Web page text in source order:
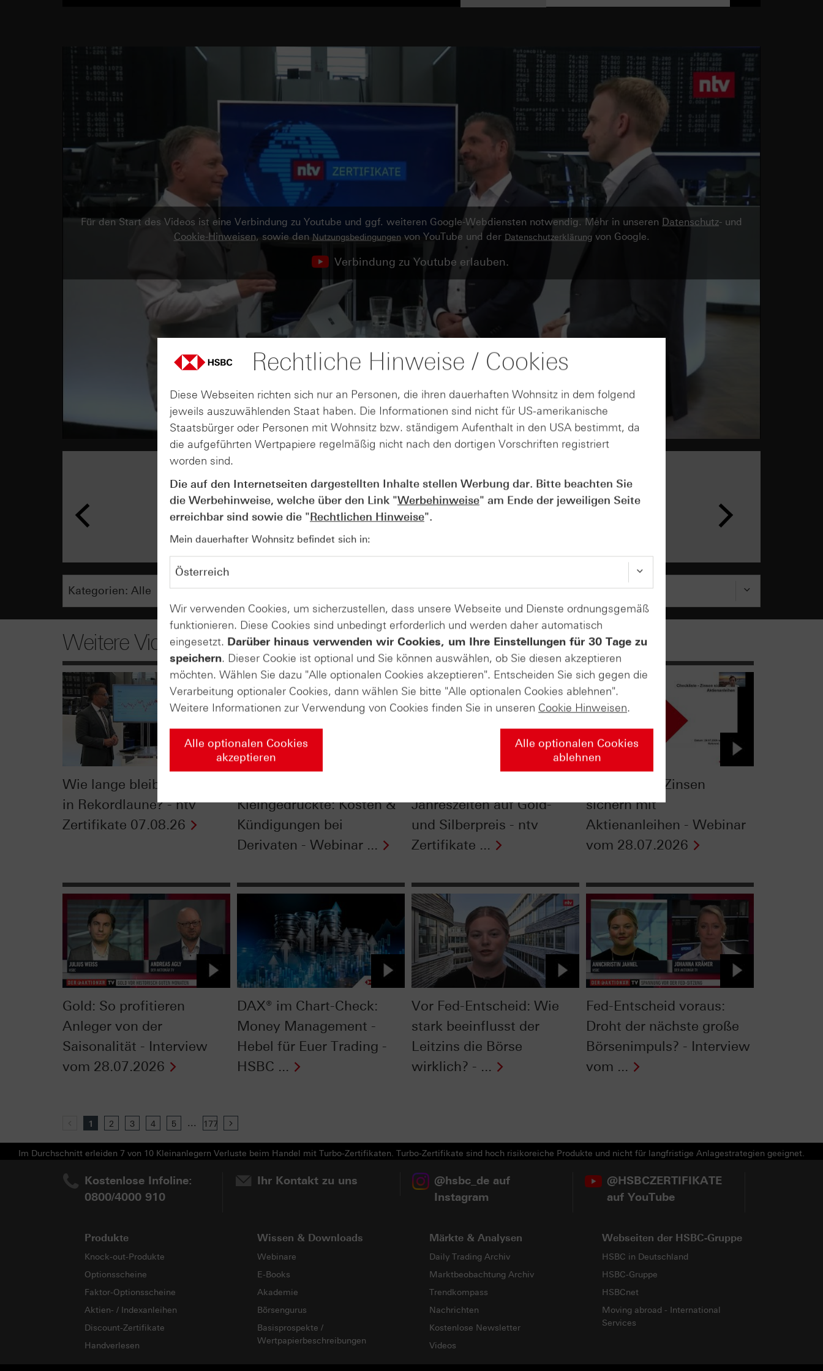
Für den Start des Videos ist eine Verbindung zu Youtube und ggf. weiteren Google-Webdiensten notwendig. Mehr in unseren Datenschutz- und
Cookie-Hinweisen, sowie den Nutzungsbedingungenvon YouTube und der Datenschutzerklärung von Google.
Verbindung zu Youtube erlauben.
AUGUST
07
Wie lange bleibt der DAX® in
Rekordlaune? - ntv Zertifikate
07.08.26
Weitere Videos
Wie lange bleibt der DAX®
in Rekordlaune? - ntv
Zertifikate 07.08.26
Kleingedruckte: Kosten &
Kündigungen bei
Derivaten - Webinar ...
Jahreszeiten auf Gold-
und Silberpreis - ntv
Zertifikate ...
Checkliste - Zinsen
sichern mit
Aktienanleihen - Webinar
vom 28.07.2026
Gold: So profitieren
Anleger von der
Saisonalität - Interview
vom 28.07.2026
DAX® im Chart-Check:
Money Management -
Hebel für Euer Trading -
HSBC ...
Vor Fed-Entscheid: Wie
stark beeinflusst der
Leitzins die Börse
wirklich? - ...
Fed-Entscheid voraus:
Droht der nächste große
Börsenimpuls? - Interview
vom ...
Previous
1 2 3 4 5 ... 177
Im Durchschnitt erleiden 7 von 10 Kleinanlegern Verluste beim Handel mit Turbo-Zertifikaten. Turbo-Zertifikate sind hoch risikoreiche Produkte und nicht für langfristige Anlagestrategien geeignet.
Kostenlose Infoline:
0800/4000 910
Ihr Kontakt zu uns
@hsbc_de auf
Instagram
@HSBCZERTIFIKATE
auf YouTube
Produkte
Knock-out-Produkte
Optionsscheine
Faktor-Optionsscheine
Aktien- / Indexanleihen
Discount-Zertifikate
Handverlesen
Wissen & Downloads
Webinare
E-Books
Akademie
Börsengurus
Basisprospekte /
Wertpapierbeschreibungen
Märkte & Analysen
Daily Trading Archiv
Marktbeobachtung Archiv
Trendkompass
Nachrichten
Kostenlose Newsletter
Videos
Webseiten der HSBC-Gruppe
HSBC in Deutschland
HSBC-Gruppe
HSBCnet
Moving abroad - International
Services
Rechtliche Hinweise / Cookies
Diese Webseiten richten sich nur an Personen, die ihren dauerhaften Wohnsitz in dem folgend
jeweils auszuwählenden Staat haben. Die Informationen sind nicht für US-amerikanische
Staatsbürger oder Personen mit Wohnsitz bzw. ständigem Aufenthalt in den USA bestimmt, da
die aufgeführten Wertpapiere regelmäßig nicht nach den dortigen Vorschriften registriert
worden sind.
Die auf den Internetseiten dargestellten Inhalte stellen Werbung dar. Bitte beachten Sie
die Werbehinweise, welche über den Link "Werbehinweise" am Ende der jeweiligen Seite
erreichbar sind sowie die "Rechtlichen Hinweise".
Mein dauerhafter Wohnsitz befindet sich in:
Wir verwenden Cookies, um sicherzustellen, dass unsere Webseite und Dienste ordnungsgemäß
funktionieren. Diese Cookies sind unbedingt erforderlich und werden daher automatisch
eingesetzt. Darüber hinaus verwenden wir Cookies, um Ihre Einstellungen für 30 Tage zu
speichern. Dieser Cookie ist optional und Sie können auswählen, ob Sie diesen akzeptieren
möchten. Wählen Sie dazu "Alle optionalen Cookies akzeptieren". Entscheiden Sie sich gegen die
Verarbeitung optionaler Cookies, dann wählen Sie bitte "Alle optionalen Cookies ablehnen".
Weitere Informationen zur Verwendung von Cookies finden Sie in unseren Cookie Hinweisen.
Alle optionalen Cookies
akzeptieren
Alle optionalen Cookies
ablehnen